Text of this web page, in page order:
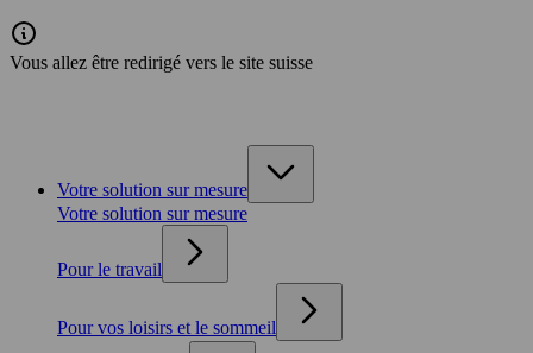
Vous allez être redirigé vers le site suisse
Votre solution sur mesure
Votre solution sur mesure
Pour le travail
Pour vos loisirs et le sommeil